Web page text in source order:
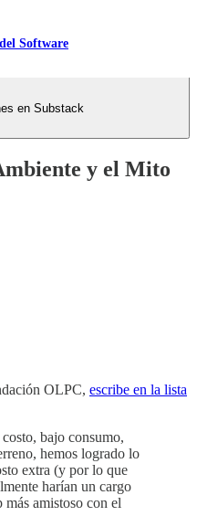
Software
en Substack
y el Mito
OLPC, escribe en la lista
bajo consumo,
hemos logrado lo
extra (y por lo que
harían un cargo
amistoso con el